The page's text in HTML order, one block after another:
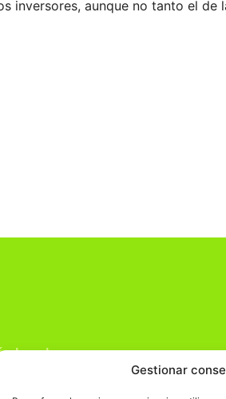
Gestionar
inversores, aunque no tanto el de
Legal